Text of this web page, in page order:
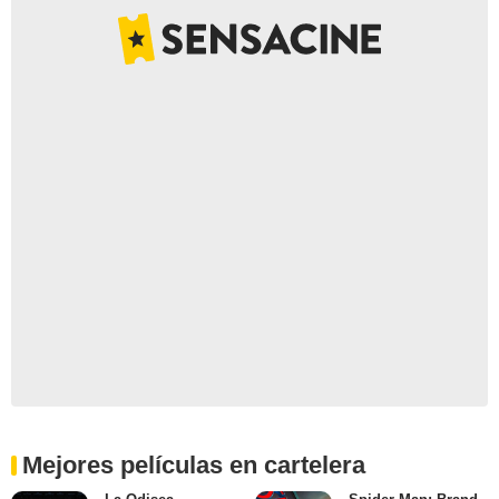
Mejores películas en cartelera